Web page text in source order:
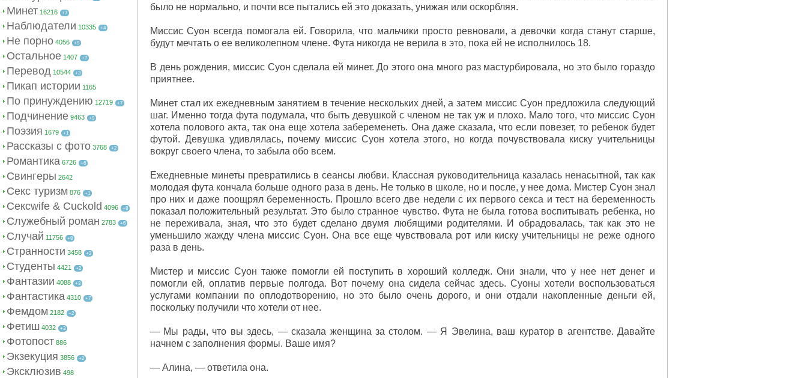
Минет 16216 +7
Наблюдатели 10335 +4
Не порно 4056 +9
Остальное 1407 +7
Перевод 10544 +3
Пикап истории 1165
По принуждению 12719 +7
Подчинение 9463 +9
Поэзия 1679 +1
Рассказы с фото 3768 +2
Романтика 6726 +6
Свингеры 2642
Секс туризм 876 +1
Сексwife & Cuckold 4096 +8
Служебный роман 2783 +6
Случай 11756 +8
Странности 3458 +2
Студенты 4421 +2
Фантазии 4088 +3
Фантастика 4310 +7
Фемдом 2182 +2
Фетиш 4032 +3
Фотопост 886
Экзекуция 3856 +2
Эксклюзив 498
было не нормально, и почти все пытались ей это доказать, унижая или оскорбляя.
Миссис Суон всегда помогала ей. Говорила, что мальчики просто ревновали, а девочки когда станут старше,
будут мечтать о ее великолепном члене. Фута никогда не верила в это, пока ей не исполнилось 18.
В день рождения, миссис Суон сделала ей минет. До этого она много раз мастурбировала, но это было гораздо
приятнее.
Минет стал их ежедневным занятием в течение нескольких дней, а затем миссис Суон предложила следующий
шаг. Именно тогда фута подумала, что быть девушкой с членом не так уж и плохо. Мало того, что миссис Суон
хотела полового акта, так она еще хотела забеременеть. Она даже сказала, что если повезет, то ребенок будет
футой. Девушка удивлялась, почему миссис Суон хотела этого, но когда почувствовала киску учительницы
вокруг своего члена, то забыла обо всем.
Ежедневные минеты превратились в сеансы любви. Классная руководительница казалась ненасытной, так как
молодая фута кончала больше одного раза в день. Не только в школе, но и после, у нее дома. Мистер Суон знал
про них и даже поощрял беременность. Прошло всего две недели с их первого секса и тест на беременность
показал положительный результат. Это было странное чувство. Фута не была готова воспитывать ребенка, но
не переживала, зная, что это будет сделано двумя любящими родителями. И обрадовалась, так как это не
уменьшило жажду члена миссис Суон. Она все еще чувствовала рот или киску учительницы не реже одного
раза в день.
Мистер и миссис Суон также помогли ей поступить в хороший колледж. Они знали, что у нее нет денег и
помогли ей, оплатив первые полгода. Вот почему она сидела сейчас здесь. Суоны хотели воспользоваться
услугами компании по оплодотворению, но это было очень дорого, и они отдали накопленные деньги ей,
поскольку получили что хотели от нее.
— Мы рады, что вы здесь, — сказала женщина за столом. — Я Эвелина, ваш куратор в агентстве. Давайте
начнем с заполнения формы. Ваше имя?
— Алина, — ответила она.